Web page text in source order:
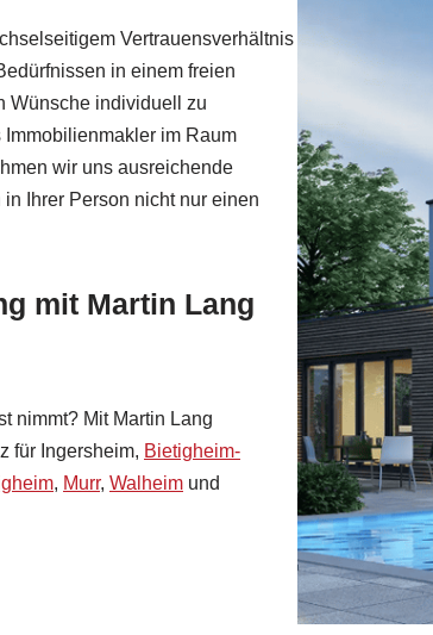
Vertrauensverhältnis
in einem freien
Wünsche individuell zu
im Raum
wir uns ausreichende
Ihrer Person nicht nur einen
mit Martin Lang
nimmt? Mit Martin Lang
für Ingersheim, Bietigheim-
, Murr, Walheim und